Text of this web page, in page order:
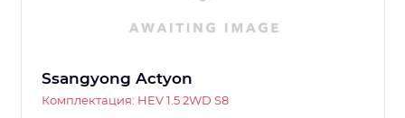
Ssangyong Actyon
Комплектация: HEV 1.5 2WD S8